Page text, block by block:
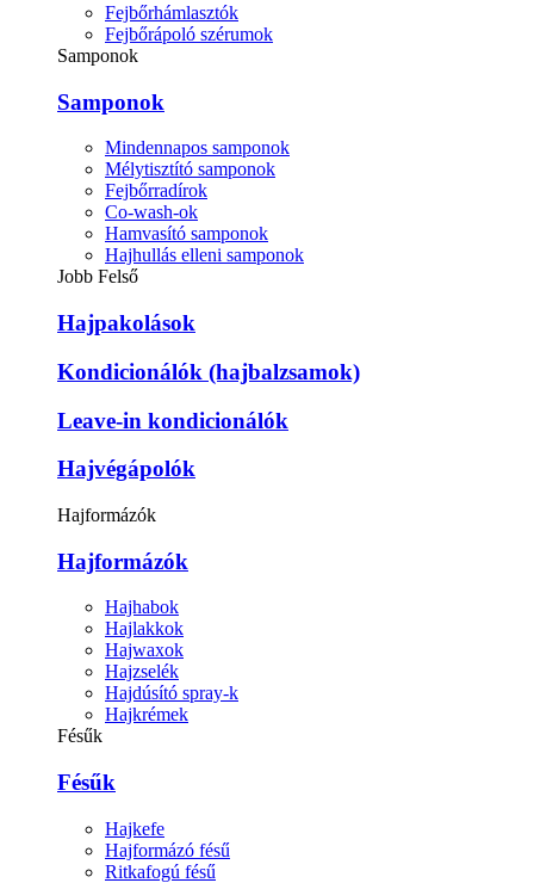
Fejbőrhámlasztók
Fejbőrápoló szérumok
Samponok
Samponok
Mindennapos samponok
Mélytisztító samponok
Fejbőrradírok
Co-wash-ok
Hamvasító samponok
Hajhullás elleni samponok
Jobb Felső
Hajpakolások
Kondicionálók (hajbalzsamok)
Leave-in kondicionálók
Hajvégápolók
Hajformázók
Hajformázók
Hajhabok
Hajlakkok
Hajwaxok
Hajzselék
Hajdúsító spray-k
Hajkrémek
Fésűk
Fésűk
Hajkefe
Hajformázó fésű
Ritkafogú fésű